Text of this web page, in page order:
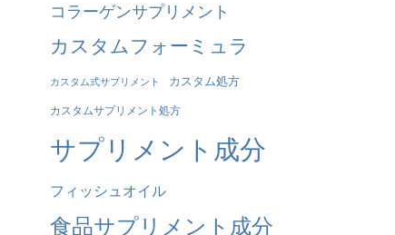
コラーゲンサプリメント
カスタムフォーミュラ
カスタム式サプリメント カスタム処方
カスタムサプリメント処方
サプリメント成分
フィッシュオイル
食品サプリメント成分